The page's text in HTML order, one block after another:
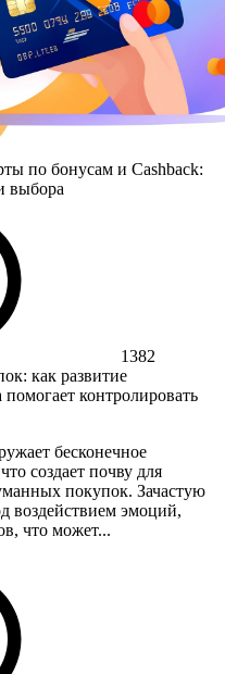
по бонусам и Cashback:
выбора
1382
как развитие
контролировать
бесконечное
создает почву для
покупок. Зачастую
воздействием эмоций,
что может...